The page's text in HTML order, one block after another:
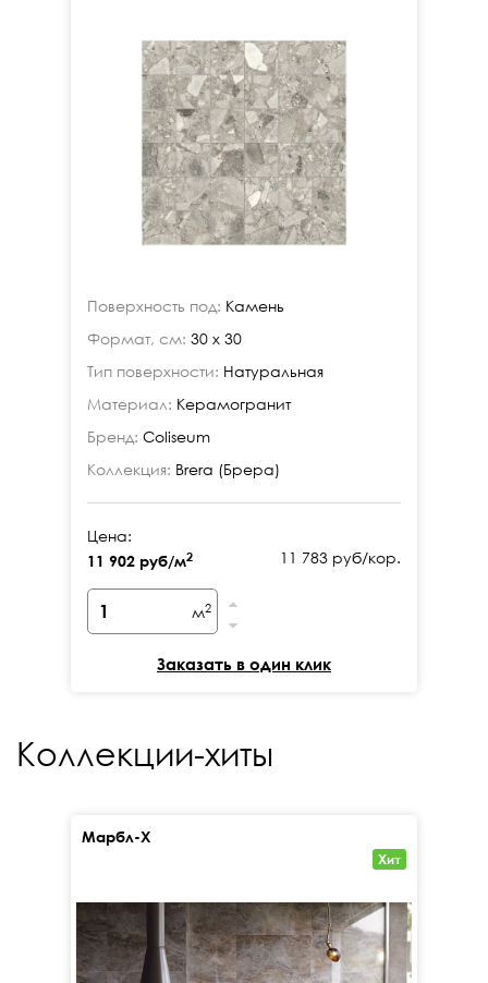
Поверхность под: Камень
Формат, см: 30 x 30
Тип поверхности: Натуральная
Материал: Керамогранит
Бренд: Coliseum
Коллекция: Brera (Брера)
Цена:
11 902 руб/м2 11 783 руб/кор.
м2
Заказать в один клик
Коллекции-хиты
Марбл-Х
Хит